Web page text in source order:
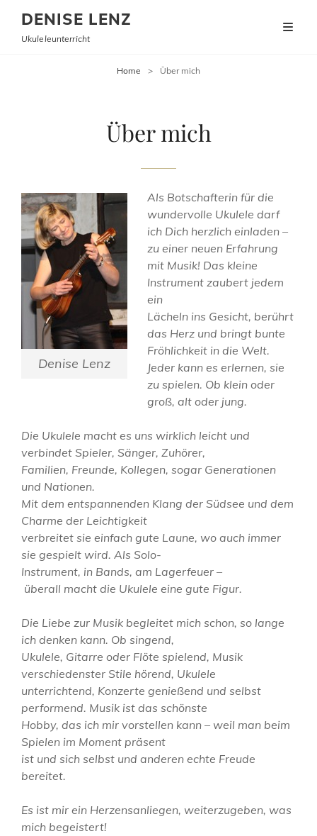
DENISE LENZ
Ukuleleunterricht
Home > Über mich
Über mich
Denise Lenz
Als Botschafterin für die
wundervolle Ukulele darf
ich Dich herzlich einladen –
zu einer neuen Erfahrung
mit Musik! Das kleine
Instrument zaubert jedem
ein
Lächeln ins Gesicht, berührt
das Herz und bringt bunte
Fröhlichkeit in die Welt.
Jeder kann es erlernen, sie
zu spielen. Ob klein oder
groß, alt oder jung.
Die Ukulele macht es uns wirklich leicht und
verbindet Spieler, Sänger, Zuhörer,
Familien, Freunde, Kollegen, sogar Generationen
und Nationen.
Mit dem entspannenden Klang der Südsee und dem
Charme der Leichtigkeit
verbreitet sie einfach gute Laune, wo auch immer
sie gespielt wird. Als Solo-
Instrument, in Bands, am Lagerfeuer –
überall macht die Ukulele eine gute Figur.
Die Liebe zur Musik begleitet mich schon, so lange
ich denken kann. Ob singend,
Ukulele, Gitarre oder Flöte spielend, Musik
verschiedenster Stile hörend, Ukulele
unterrichtend, Konzerte genießend und selbst
performend. Musik ist das schönste
Hobby, das ich mir vorstellen kann – weil man beim
Spielen im Moment präsent
ist und sich selbst und anderen echte Freude
bereitet.
Es ist mir ein Herzensanliegen, weiterzugeben, was
mich begeistert!